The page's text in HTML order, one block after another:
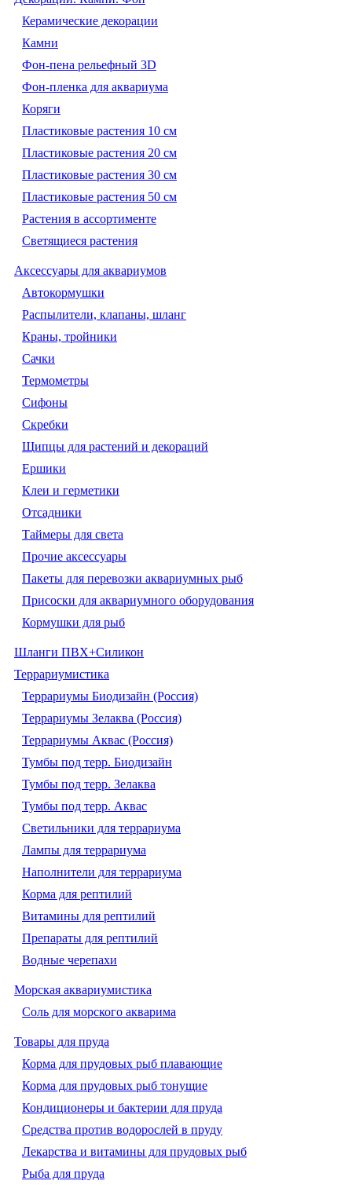
Керамические декорации
Камни
Фон-пена рельефный 3D
Фон-пленка для аквариума
Коряги
Пластиковые растения 10 см
Пластиковые растения 20 см
Пластиковые растения 30 см
Пластиковые растения 50 см
Растения в ассортименте
Светящиеся растения
Аксессуары для аквариумов
Автокормушки
Распылители, клапаны, шланг
Краны, тройники
Сачки
Термометры
Сифоны
Скребки
Щипцы для растений и декораций
Ершики
Клеи и герметики
Отсадники
Таймеры для света
Прочие аксессуары
Пакеты для перевозки аквариумных рыб
Присоски для аквариумного оборудования
Кормушки для рыб
Шланги ПВХ+Силикон
Террариумистика
Террариумы Биодизайн (Россия)
Террариумы Зелаква (Россия)
Террариумы Аквас (Россия)
Тумбы под терр. Биодизайн
Тумбы под терр. Зелаква
Тумбы под терр. Аквас
Светильники для террариума
Лампы для террариума
Наполнители для террариума
Корма для рептилий
Витамины для рептилий
Препараты для рептилий
Водные черепахи
Морская аквариумистика
Соль для морского акварима
Товары для пруда
Корма для прудовых рыб плавающие
Корма для прудовых рыб тонущие
Кондиционеры и бактерии для пруда
Средства против водорослей в пруду
Лекарства и витамины для прудовых рыб
Рыба для пруда